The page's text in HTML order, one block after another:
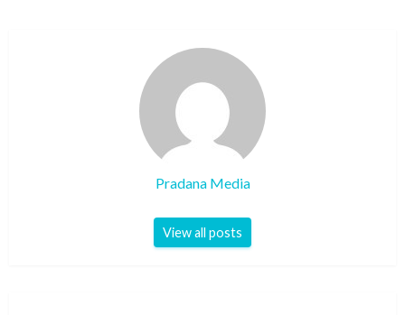
Pradana Media
View all posts